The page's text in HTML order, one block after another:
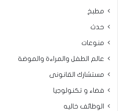
مطبخ
حدث
منوعات
عالم الطفل والمراءة والموضة
مستشارك القانونى
فضاء و تكنولوجيا
الوظائف خاليه